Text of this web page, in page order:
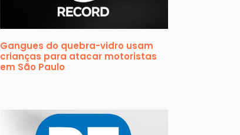
Gangues do quebra-vidro usam
crianças para atacar motoristas
em São Paulo